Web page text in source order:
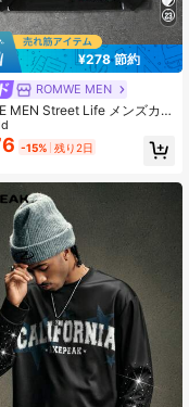
¥278 節約
ROMWE MEN
MEN Street Life メンズカジ
ポーツパッチワークロング
Tシャツ
-15% 残り2日